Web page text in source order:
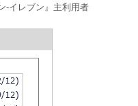
‐イレブン』主利用者